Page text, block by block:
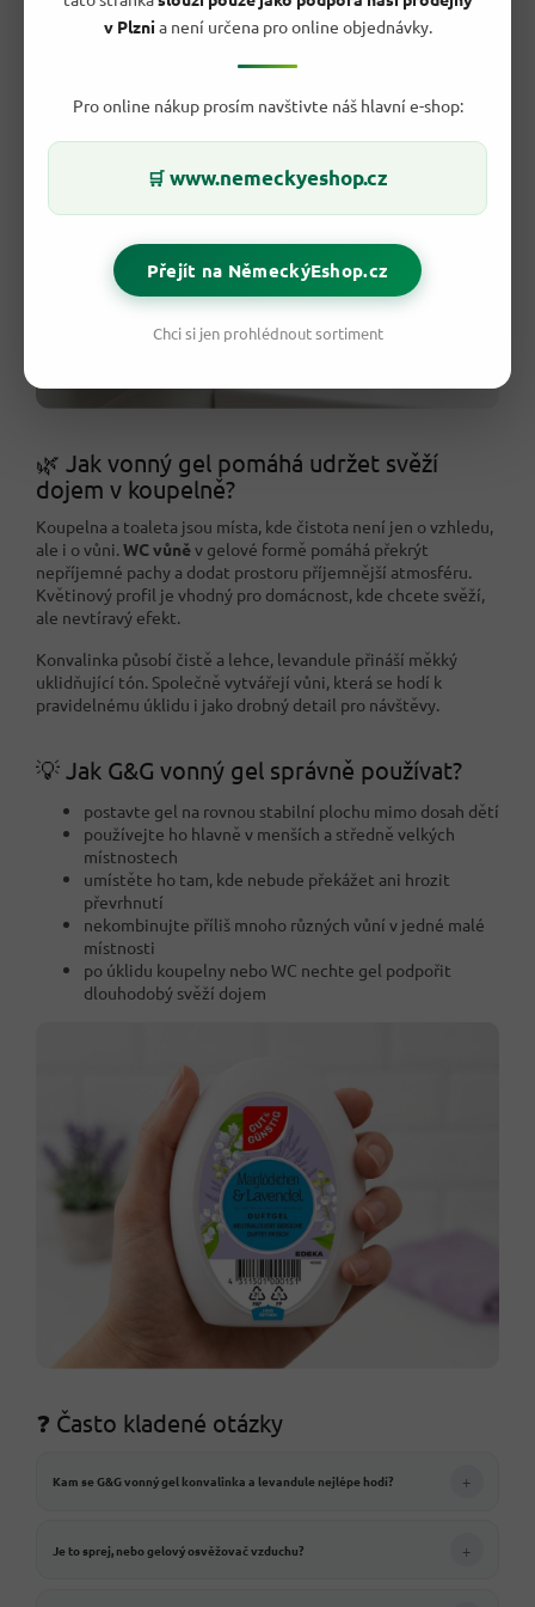
v Plznia není určena pro online objednávky.
Pro online nákup prosím navštivte náš hlavní e-shop:
🛒 www.nemeckyeshop.cz
Přejít na NěmeckýEshop.cz
Chci si jen prohlédnout sortiment
nenápadný design, který nezabere mnoho prostoru
výhodnou volbu pro pravidelnou péči o domácnost
🌿 Jak vonný gel pomáhá udržet svěží
dojem v koupelně?
Koupelna a toaleta jsou místa, kde čistota není jen o vzhledu,
ale i o vůni.WC vůněv gelové formě pomáhá překrýt
nepříjemné pachy a dodat prostoru příjemnější atmosféru.
Květinový profil je vhodný pro domácnost, kde chcete svěží,
ale nevtíravý efekt.
Konvalinka působí čistě a lehce, levandule přináší měkký
uklidňující tón. Společně vytvářejí vůni, která se hodí k
pravidelnému úklidu i jako drobný detail pro návštěvy.
💡 Jak G&G vonný gel správně používat?
postavte gel na rovnou stabilní plochu mimo dosah dětí
používejte ho hlavně v menších a středně velkých
místnostech
umístěte ho tam, kde nebude překážet ani hrozit
převrhnutí
nekombinujte příliš mnoho různých vůní v jedné malé
místnosti
po úklidu koupelny nebo WC nechte gel podpořit
dlouhodobý svěží dojem
❓ Často kladené otázky
Kam se G&G vonný gel konvalinka a levandule nejlépe hodí? +
Je to sprej, nebo gelový osvěžovač vzduchu? +